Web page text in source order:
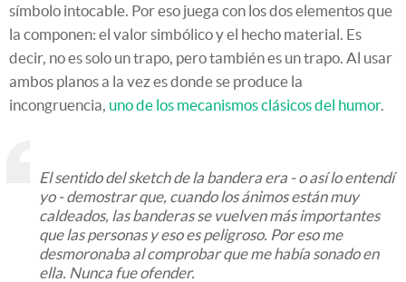
símbolo intocable. Por eso juega con los dos elementos que
la componen: el valor simbólico y el hecho material. Es
decir, no es solo un trapo, pero también es un trapo. Al usar
ambos planos a la vez es donde se produce la
incongruencia, uno de los mecanismos clásicos del humor.
El sentido del sketch de la bandera era - o así lo entendí
yo - demostrar que, cuando los ánimos están muy
caldeados, las banderas se vuelven más importantes
que las personas y eso es peligroso. Por eso me
desmoronaba al comprobar que me había sonado en
ella. Nunca fue ofender.